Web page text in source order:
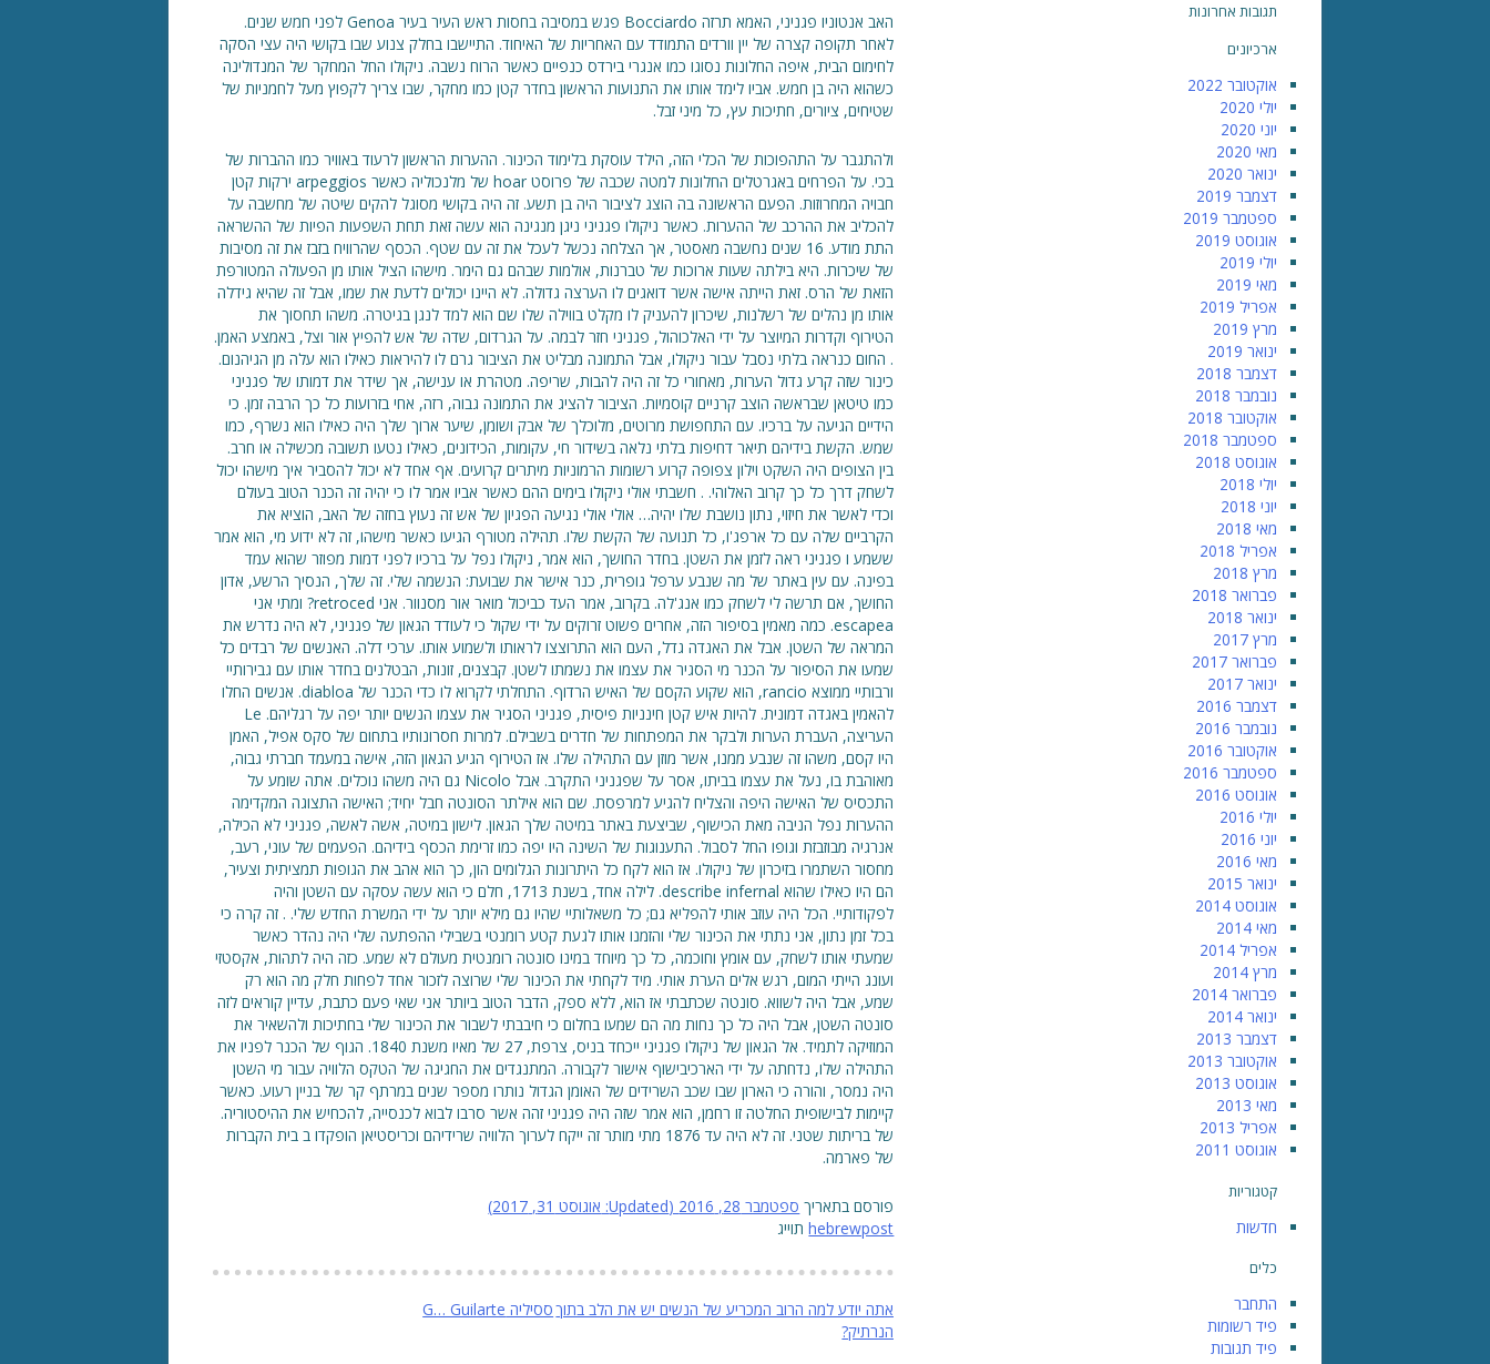
האב אנטוניו פגניני, האמא תרזה Bocciardo פגש במסיבה בחסות ראש העיר בעיר Genoa לפני חמש שנים.
לאחר תקופה קצרה של יין וורדים התמודד עם האחריות של האיחוד. התיישבו בחלק צנוע שבו בקושי היה עצי הסקה
לחימום הבית, איפה החלונות נסוגו כמו אנגרי בירדס כנפיים כאשר הרוח נשבה. ניקולו החל המחקר של המנדולינה
כשהוא היה בן חמש. אביו לימד אותו את התנועות הראשון בחדר קטן כמו מחקר, שבו צריך לקפוץ מעל לחמניות של
שטיחים, ציורים, חתיכות עץ, כל מיני זבל.
ולהתגבר על התהפוכות של הכלי הזה, הילד עוסקת בלימוד הכינור. ההערות הראשון לרעוד באוויר כמו ההברות של
בכי. על הפרחים באגרטלים החלונות למטה שכבה של פרוסט hoar של מלנכוליה כאשר arpeggios ירקות קטן
חבויה המחרוזות. הפעם הראשונה בה הוצג לציבור היה בן תשע. זה היה בקושי מסוגל להקים שיטה של מחשבה על
להכליב את ההרכב של ההערות. כאשר ניקולו פגניני ניגן מנגינה הוא עשה זאת תחת השפעות הפיות של ההשראה
התת מודע. 16 שנים נחשבה מאסטר, אך הצלחה נכשל לעכל את זה עם שטף. הכסף שהרוויח בזבז את זה מסיבות
של שיכרות. היא בילתה שעות ארוכות של טברנות, אולמות שבהם גם הימר. מישהו הציל אותו מן הפעולה המטורפת
הזאת של הרס. זאת הייתה אישה אשר דואגים לו הערצה גדולה. לא היינו יכולים לדעת את שמו, אבל זה שהיא גידלה
אותו מן נהלים של רשלנות, שיכרון להעניק לו מקלט בווילה שלו שם הוא למד לנגן בגיטרה. משהו תחסוך את
הטירוף וקדרות המיוצר על ידי האלכוהול, פגניני חזר לבמה. על הגרדום, שדה של אש להפיץ אור וצל, באמצע האמן.
. החום כנראה בלתי נסבל עבור ניקולו, אבל התמונה מבליט את הציבור גרם לו להיראות כאילו הוא עלה מן הגיהנום.
כינור שזה קרע גדול הערות, מאחורי כל זה היה להבות, שריפה. מטהרת או ענישה, אך שידר את דמותו של פגניני
כמו טיטאן שבראשה הוצב קרניים קוסמיות. הציבור להציג את התמונה גבוה, רזה, אחי בזרועות כל כך הרבה זמן. כי
הידיים הגיעה על ברכיו. עם התחפושת מרוטים, מלוכלך של אבק ושומן, שיער ארוך שלך היה כאילו הוא נשרף, כמו
שמש. הקשת בידיהם תיאר דחיפות בלתי נלאה בשידור חי, עקומות, הכידונים, כאילו נטעו תשובה מכשילה או חרב.
בין הצופים היה השקט וילון צפופה קרוע רשומות הרמוניות מיתרים קרועים. אף אחד לא יכול להסביר איך מישהו יכול
לשחק דרך כל כך קרוב האלוהי. . חשבתי אולי ניקולו בימים ההם כאשר אביו אמר לו כי יהיה זה הכנר הטוב בעולם
וכדי לאשר את חיזוי, נתון נושבת שלו יהיה… אולי אולי נגיעה הפגיון של אש זה נעוץ בחזה של האב, הוציא את
הקרביים שלה עם כל ארפג'ו, כל תנועה של הקשת שלו. תהילה מטורף הגיעו כאשר מישהו, זה לא ידוע מי, הוא אמר
ששמע ו פגניני ראה לזמן את השטן. בחדר החושך, הוא אמר, ניקולו נפל על ברכיו לפני דמות מפוזר שהוא עמד
בפינה. עם עין באתר של מה שנבע ערפל גופרית, כנר אישר את שבועת: הנשמה שלי. זה שלך, הנסיך הרשע, אדון
החושך, אם תרשה לי לשחק כמו אנג'לה. בקרוב, אמר העד כביכול מואר אור מסנוור. אני retroced? ומתי אני
escapea. כמה מאמין בסיפור הזה, אחרים פשוט זרוקים על ידי שקול כי לעודד הגאון של פגניני, לא היה נדרש את
המראה של השטן. אבל את האגדה גדל, העם הוא התרוצצו לראותו ולשמוע אותו. ערכי דלה. האנשים של רבדים כל
שמעו את הסיפור על הכנר מי הסגיר את עצמו את נשמתו לשטן. קבצנים, זונות, הבטלנים בחדר אותו עם גבירותיי
ורבותיי ממוצא rancio, הוא שקוע הקסם של האיש הרדוף. התחלתי לקרוא לו כדי הכנר של diabloa. אנשים החלו
להאמין באגדה דמונית. להיות איש קטן חינניות פיסית, פגניני הסגיר את עצמו הנשים יותר יפה על רגליהם. Le
העריצה, העברת הערות ולבקר את המפתחות של חדרים בשבילם. למרות חסרונותיו בתחום של סקס אפיל, האמן
היו קסם, משהו זה שנבע ממנו, אשר מוזן עם התהילה שלו. אז הטירוף הגיע הגאון הזה, אישה במעמד חברתי גבוה,
מאוהבת בו, נעל את עצמו בביתו, אסר על שפגניני התקרב. אבל Nicolo גם היה משהו נוכלים. אתה שומע על
התכסיס של האישה היפה והצליח להגיע למרפסת. שם הוא אילתר הסונטה חבל יחיד; האישה התצוגה המקדימה
ההערות נפל הניבה מאת הכישוף, שביצעת באתר במיטה שלך הגאון. לישון במיטה, אשה לאשה, פגניני לא הכילה,
אנרגיה מבוזבזת וגופו החל לסבול. התענוגות של השינה היו יפה כמו זרימת הכסף בידיהם. הפעמים של עוני, רעב,
מחסור השתמרו בזיכרון של ניקולו. אז הוא לקח כל היתרונות הגלומים הון, כך הוא אהב את הגופות תמציתית וצעיר,
הם היו כאילו שהוא describe infernal. לילה אחד, בשנת 1713, חלם כי הוא עשה עסקה עם השטן והיה
לפקודותיי. הכל היה עוזב אותי להפליא גם; כל משאלותיי שהיו גם מילא יותר על ידי המשרת החדש שלי. . זה קרה כי
בכל זמן נתון, אני נתתי את הכינור שלי והזמנו אותו לגעת קטע רומנטי בשבילי ההפתעה שלי היה נהדר כאשר
שמעתי אותו לשחק, עם אומץ וחוכמה, כל כך מיוחד במינו סונטה רומנטית מעולם לא שמע. כזה היה לתהות, אקסטזי
ועונג הייתי המום, רגש אלים הערת אותי. מיד לקחתי את הכינור שלי שרוצה לזכור אחד לפחות חלק מה הוא רק
שמע, אבל היה לשווא. סונטה שכתבתי אז הוא, ללא ספק, הדבר הטוב ביותר אני שאי פעם כתבת, עדיין קוראים לזה
סונטה השטן, אבל היה כל כך נחות מה הם שמעו בחלום כי חיבבתי לשבור את הכינור שלי בחתיכות ולהשאיר את
המוזיקה לתמיד. אל הגאון של ניקולו פגניני ייכחד בניס, צרפת, 27 של מאיו משנת 1840. הגוף של הכנר לפניו את
התהילה שלו, נדחתה על ידי הארכיבישוף אישור לקבורה. המתנגדים את החגיגה של הטקס הלוויה עבור מי השטן
היה נמסר, והורה כי הארון שבו שכב השרידים של האומן הגדול נותרו מספר שנים במרתף קר של בניין רעוע. כאשר
קיימות לבישופית החלטה זו רחמן, הוא אמר שזה היה פגניני זהה אשר סרבו לבוא לכנסייה, להכחיש את ההיסטוריה.
של בריתות שטני. זה לא היה עד 1876 מתי מותר זה ייקח לערוך הלוויה שרידיהם וכריסטיאן הופקדו ב בית הקברות
של פארמה.
פורסם בתאריך ספטמבר 28, 2016 (Updated: אוגוסט 31, 2017
)
hebrewpostתוייג
ניווט ססיליה G… Guilarteאתה יודע למה הרוב המכריע של הנשים יש את הלב בתוך
הנרתיק?
תגובות אחרונות
ארכיונים
אוקטובר 2022
יולי 2020
יוני 2020
מאי 2020
ינואר 2020
דצמבר 2019
ספטמבר 2019
אוגוסט 2019
יולי 2019
מאי 2019
אפריל 2019
מרץ 2019
ינואר 2019
דצמבר 2018
נובמבר 2018
אוקטובר 2018
ספטמבר 2018
אוגוסט 2018
יולי 2018
יוני 2018
מאי 2018
אפריל 2018
מרץ 2018
פברואר 2018
ינואר 2018
מרץ 2017
פברואר 2017
ינואר 2017
דצמבר 2016
נובמבר 2016
אוקטובר 2016
ספטמבר 2016
אוגוסט 2016
יולי 2016
יוני 2016
מאי 2016
ינואר 2015
אוגוסט 2014
מאי 2014
אפריל 2014
מרץ 2014
פברואר 2014
ינואר 2014
דצמבר 2013
אוקטובר 2013
אוגוסט 2013
מאי 2013
אפריל 2013
אוגוסט 2011
קטגוריות
חדשות
כלים
התחבר
פיד רשומות
פיד תגובות